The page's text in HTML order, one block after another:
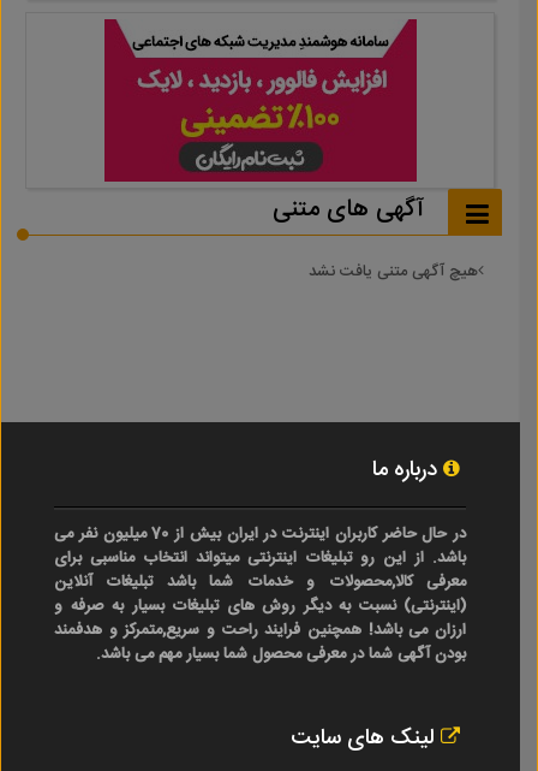
آگهی های متنی
هیچ آگهی متنی یافت نشد
درباره ما
در حال حاضر کاربران اینترنت در ایران بیش از 70 میلیون نفر می
باشد. از این رو تبلیغات اینترنتی میتواند انتخاب مناسبی برای
معرفی کالا,محصولات و خدمات شما باشد تبلیغات آنلاین
(اینترنتی) نسبت به دیگر روش های تبلیغات بسیار به صرفه و
ارزان می باشد! همچنین فرایند راحت و سریع,متمرکز و هدفمند
بودن آگهی شما در معرفی محصول شما بسیار مهم می باشد.
لینک های سایت